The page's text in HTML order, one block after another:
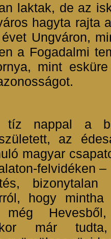
laktak, de az
hagyta rajta
Ungváron,
a Fogadalmi
mint
tíz nappal a
az
magyar
felvidéken
hogy
Hevesből,
már